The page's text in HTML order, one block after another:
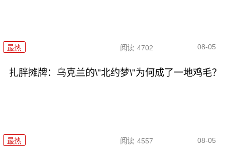
最热 阅读 4702 08-05
扎胖摊牌：乌克兰的\"北约梦\"为何成了一地鸡毛？
最热 阅读 4557 08-05